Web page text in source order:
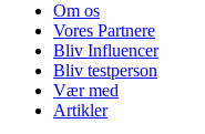
Om os
Vores Partnere
Bliv Influencer
Bliv testperson
Vær med
Artikler